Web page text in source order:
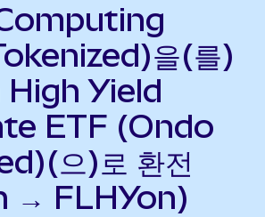
을(를)
Yield
ETF (Ondo
으)로 환전
→ FLHYon)